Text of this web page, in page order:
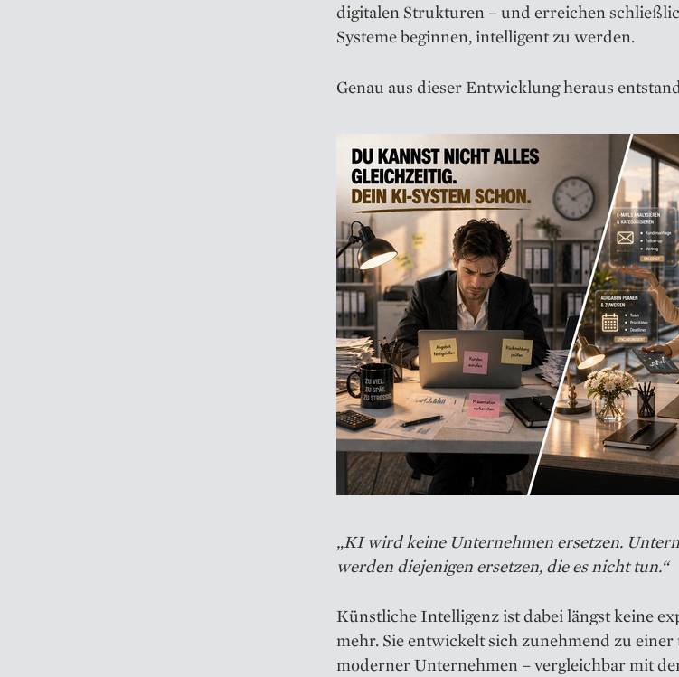
digitalen Strukturen – und erreichen
Systeme beginnen, intelligent zu werden.
Genau aus dieser Entwicklung heraus
„KI wird keine Unternehmen ersetzen.
werden diejenigen ersetzen, die es nicht tun.“
Künstliche Intelligenz ist dabei längst keine
mehr. Sie entwickelt sich zunehmend zu einer
moderner Unternehmen – vergleichbar mit